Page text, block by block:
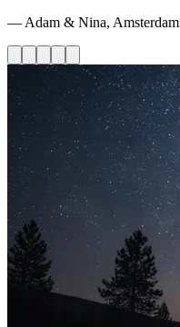
— Adam & Nina, Amsterdam